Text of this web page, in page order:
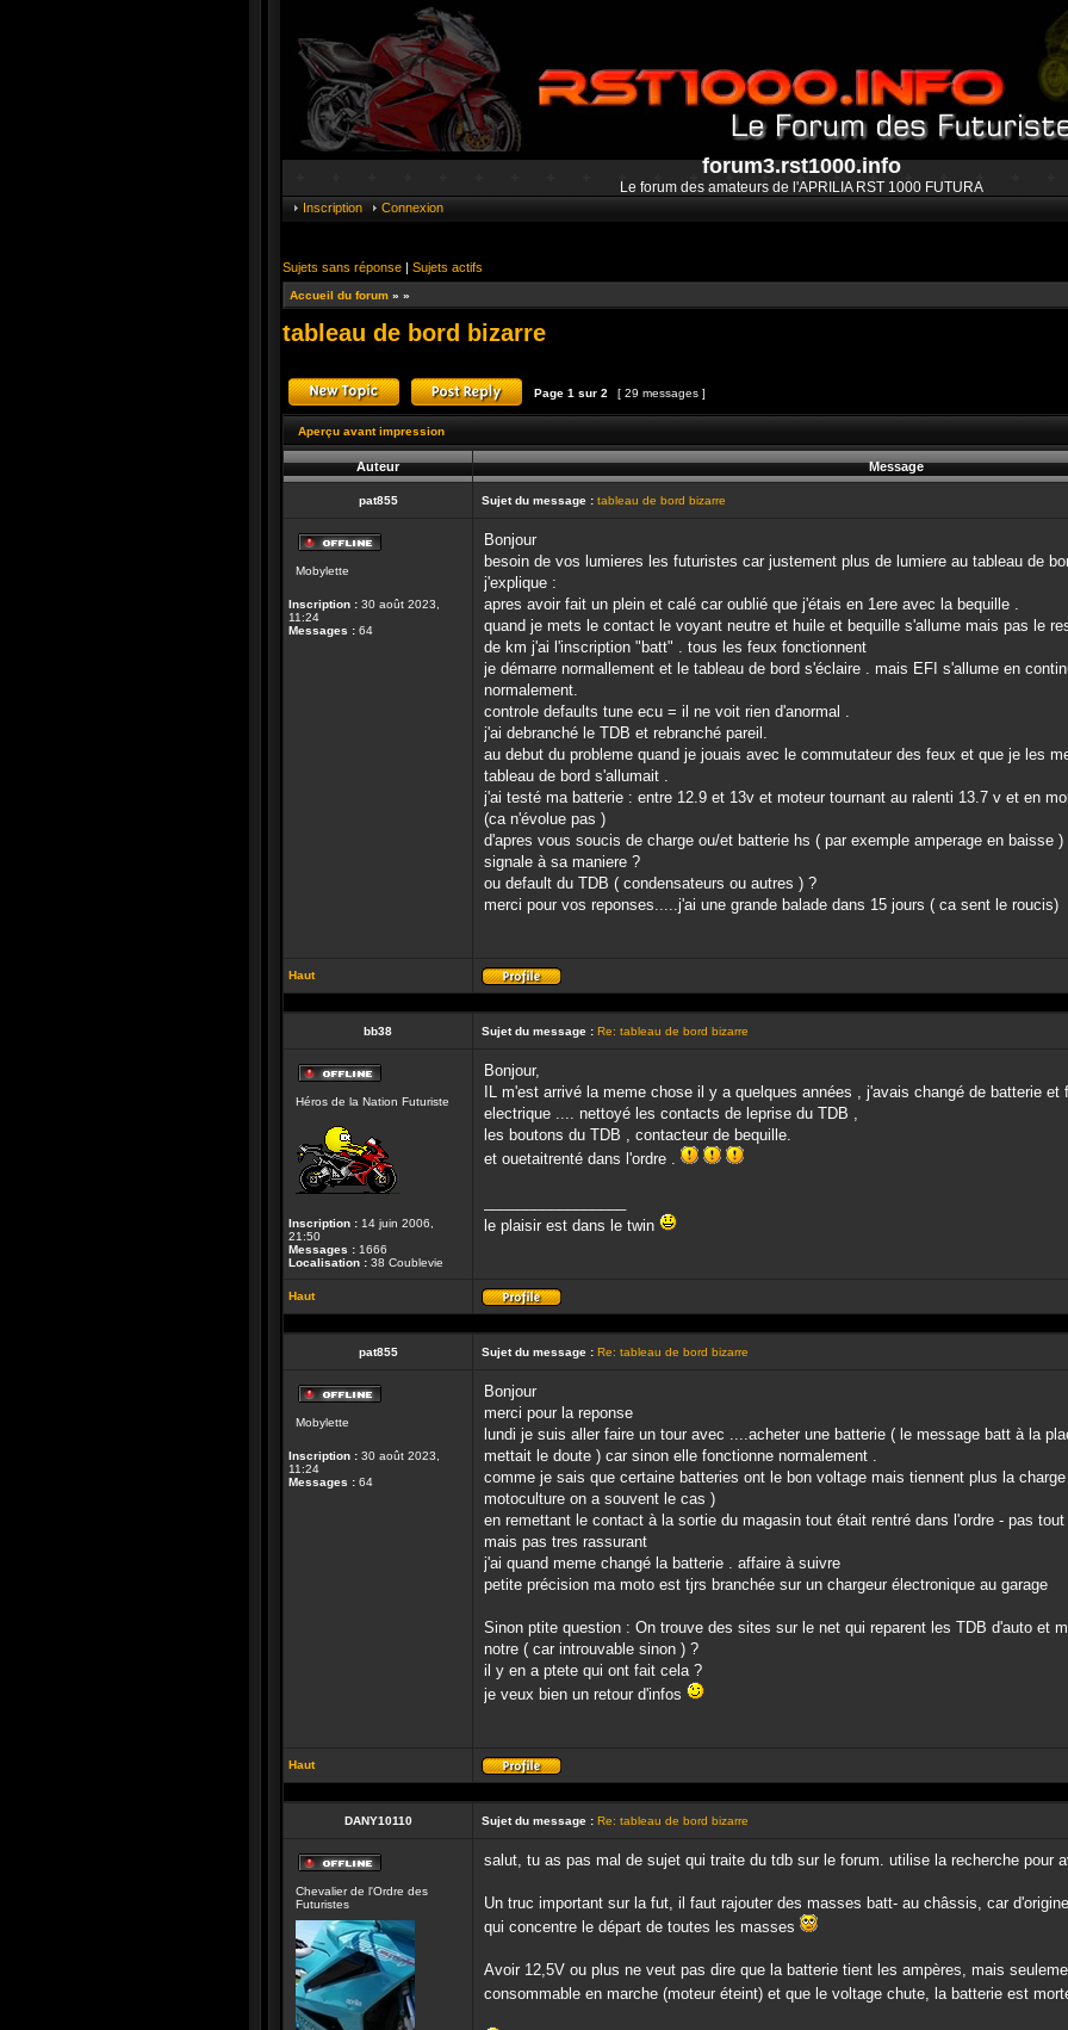
forum3.rst1000.info
Le forum des amateurs de l'APRILIA RST 1000 FUTURA
Inscription Connexion
Sujets sans réponse | Sujets actifs
Accueil du forum » »
tableau de bord bizarre
Publier un nouveau sujetRépondre au sujet
Page 1 sur 2 [ 29 messages ]
Aperçu avant impression
Auteur Message
pat855 Sujet du message : tableau de bord bizarre
Mobylette
Inscription : 30 août 2023,
11:24
Messages : 64
Bonjour
besoin de vos lumieres les futuristes car justement plus de lumiere au tableau de
j'explique :
apres avoir fait un plein et calé car oublié que j'étais en 1ere avec la bequille .
quand je mets le contact le voyant neutre et huile et bequille s'allume mais pas le
de km j'ai l'inscription "batt" . tous les feux fonctionnent
je démarre normallement et le tableau de bord s'éclaire . mais EFI s'allume en
normalement.
controle defaults tune ecu = il ne voit rien d'anormal .
j'ai debranché le TDB et rebranché pareil.
au debut du probleme quand je jouais avec le commutateur des feux et que je les
tableau de bord s'allumait .
j'ai testé ma batterie : entre 12.9 et 13v et moteur tournant au ralenti 13.7 v et en
(ca n'évolue pas )
d'apres vous soucis de charge ou/et batterie hs ( par exemple amperage en baisse
signale à sa maniere ?
ou default du TDB ( condensateurs ou autres ) ?
merci pour vos reponses.....j'ai une grande balade dans 15 jours ( ca sent le roucis)
Haut
Profil
bb38 Sujet du message : Re: tableau de bord bizarre
ligne
Héros de la Nation Futuriste
Inscription : 14 juin 2006,
21:50
Messages : 1666
Localisation : 38 Coublevie
Bonjour,
IL m'est arrivé la meme chose il y a quelques années , j'avais changé de batterie
electrique .... nettoyé les contacts de leprise du TDB ,
les boutons du TDB , contacteur de bequille.
et ouetaitrenté dans l'ordre .
le plaisir est dans le twin
Haut
Profil
pat855 Sujet du message : Re: tableau de bord bizarre
Mobylette
Inscription : 30 août 2023,
11:24
Messages : 64
Bonjour
merci pour la reponse
lundi je suis aller faire un tour avec ....acheter une batterie ( le message batt à la
mettait le doute ) car sinon elle fonctionne normalement .
comme je sais que certaine batteries ont le bon voltage mais tiennent plus la
motoculture on a souvent le cas )
en remettant le contact à la sortie du magasin tout était rentré dans l'ordre - pas
mais pas tres rassurant
j'ai quand meme changé la batterie . affaire à suivre
petite précision ma moto est tjrs branchée sur un chargeur électronique au garage
Sinon ptite question : On trouve des sites sur le net qui reparent les TDB d'auto et
notre ( car introuvable sinon ) ?
il y en a ptete qui ont fait cela ?
je veux bien un retour d'infos
Haut
Profil
DANY10110 Sujet du message : Re: tableau de bord bizarre
ligne
Chevalier de l'Ordre des
Futuristes
salut, tu as pas mal de sujet qui traite du tdb sur le forum. utilise la recherche pour
Un truc important sur la fut, il faut rajouter des masses batt- au châssis, car
qui concentre le départ de toutes les masses
Avoir 12,5V ou plus ne veut pas dire que la batterie tient les ampères, mais
consommable en marche (moteur éteint) et que le voltage chute, la batterie est